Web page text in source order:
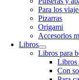
Para los
Pizarras
Origami
Accesorios
Libros
Libros para
Libros
Con